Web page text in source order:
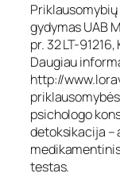
u
s
o
m
y
b
i
ų
g
y
gydymas UAB
pr. 32 LT-
Daugiau
http://
psichologo
detoksikacija –
testas.